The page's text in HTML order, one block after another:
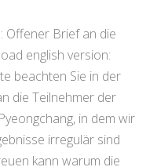
Offener Brief an die
english version:
beachten Sie in der
die Teilnehmer der
in dem wir
irregulär sind
kann warum die